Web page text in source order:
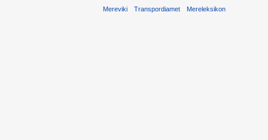
Mereviki Transpordiamet Mereleksikon